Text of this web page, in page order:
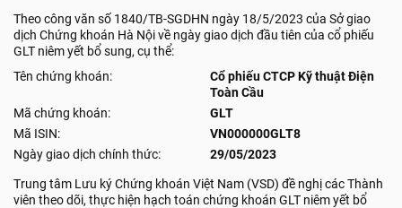
Theo công văn số 1840/TB-SGDHN ngày 18/5/2023 của Sở giao
dịch Chứng khoán Hà Nội về ngày giao dịch đầu tiên của cổ phiếu
GLT niêm yết bổ sung, cụ thể:
Tên chứng khoán:
Cổ phiếu CTCP Kỹ thuật Điện
Toàn Cầu
Mã chứng khoán:
GLT
Mã ISIN:
VN000000GLT8
Ngày giao dịch chính thức:
29/05/2023
Trung tâm Lưu ký Chứng khoán Việt Nam (VSD) đề nghị các Thành
viên theo dõi, thực hiện hạch toán chứng khoán GLT niêm yết bổ